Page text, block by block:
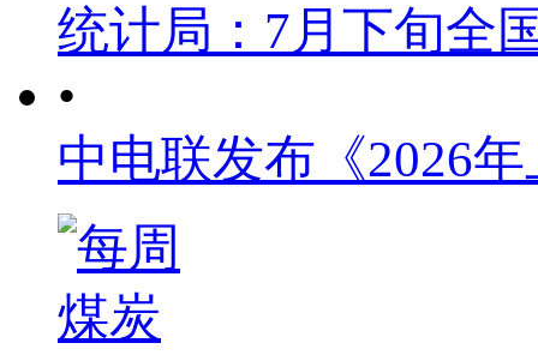
统计局：7月下旬全
•
中电联发布《2026